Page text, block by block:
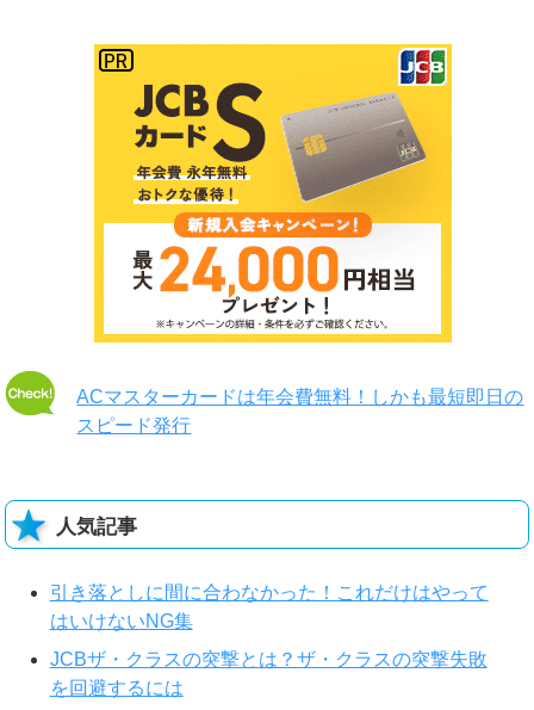
ACマスターカードは年会費無料！しかも最短即日の
スピード発行
人気記事
引き落としに間に合わなかった！これだけはやって
はいけないNG集
JCBザ・クラスの突撃とは？ザ・クラスの突撃失敗
を回避するには